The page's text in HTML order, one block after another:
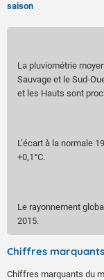
saison
La pluviométrie
Sauvage et le Sud-
et les Hauts sont
L’écart à la normale
+0,1°C.
Le rayonnement
2015.
Chiffres
Chiffres marquants du